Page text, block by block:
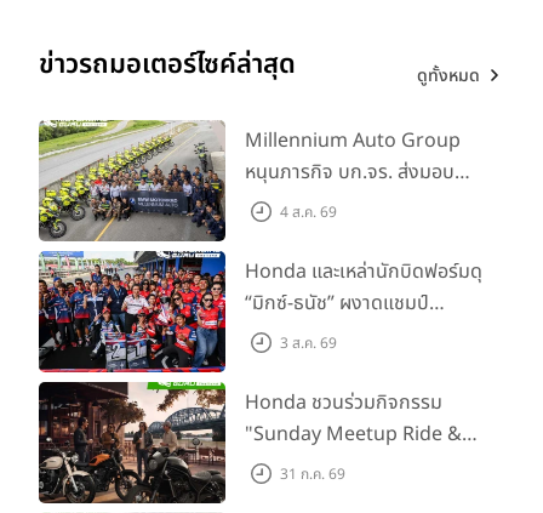
ข่าวรถมอเตอร์ไซค์ล่าสุด ดูทั้งหมด
Millennium Auto Group
หนุนภารกิจ บก.จร. ส่งมอบ
BMW R 1300 GS และ F 900
พร้อม ยกระดับทักษะการขับขี่
เสริมศักยภาพตำรวจจราจร
4 ส.ค. 69
Honda และเหล่านักบิดฟอร์มดุ
“มิกซ์-ธนัช” ผงาดแชมป์
SS600 2 สนามติด “ข้าวกล้อง”
สนาม 2
3 ส.ค. 69
Honda ชวนร่วมกิจกรรม
"Sunday Meetup Ride &
Soul" จิบกาแฟ พูดคุย แลก
31 ก.ค. 69